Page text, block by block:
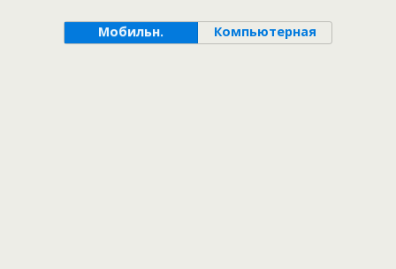
Мобильн. Компьютерная